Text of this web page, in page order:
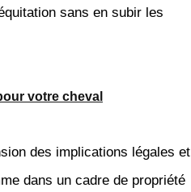
sans en subir les
votre cheval
des implications légales et
dans un cadre de propriété